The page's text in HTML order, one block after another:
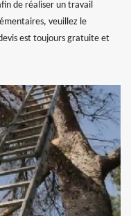
de réaliser un travail
veuillez le
est toujours gratuite et